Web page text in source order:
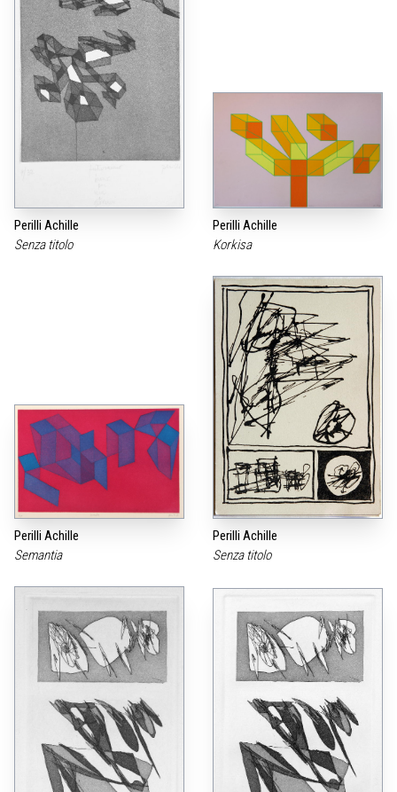
Perilli Achille
Senza titolo
Perilli Achille
Korkisa
Perilli Achille
Semantia
Perilli Achille
Senza titolo